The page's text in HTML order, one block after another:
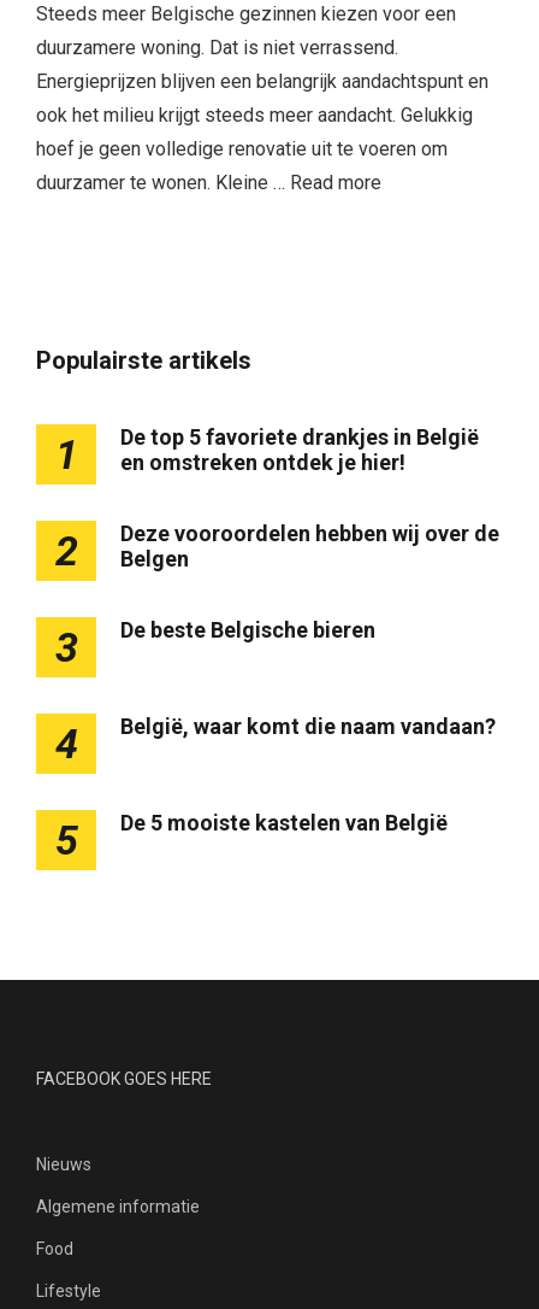
Steeds meer Belgische gezinnen kiezen voor een
duurzamere woning. Dat is niet verrassend.
Energieprijzen blijven een belangrijk aandachtspunt en
ook het milieu krijgt steeds meer aandacht. Gelukkig
hoef je geen volledige renovatie uit te voeren om
duurzamer te wonen. Kleine … Read more
Populairste artikels
1
De top 5 favoriete drankjes in België
en omstreken ontdek je hier!
2
Deze vooroordelen hebben wij over de
Belgen
3 De beste Belgische bieren
4 België, waar komt die naam vandaan?
5 De 5 mooiste kastelen van België
FACEBOOK GOES HERE
Nieuws
Algemene informatie
Food
Lifestyle